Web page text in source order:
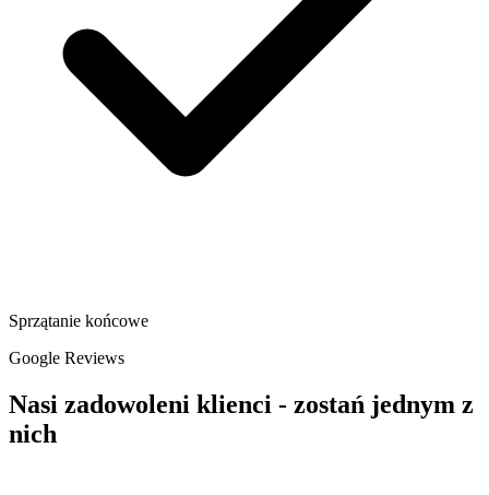
Sprzątanie końcowe
Google Reviews
Nasi zadowoleni klienci - zostań jednym z
nich